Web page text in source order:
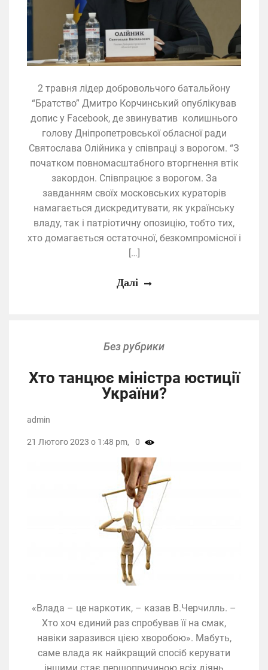
2 травня лідер добровольчого батальйону
“Братство” Дмитро Корчинський опублікував
допис у Facebook, де звинуватив колишнього
голову Дніпропетровської обласної ради
Святослава Олійника у співпраці з ворогом. “З
початком повномасштабного вторгнення втік
закордон. Співпрацює з ворогом. За
завданням своїх московських кураторів
намагається дискредитувати, як українську
владу, так і патріотичну опозицію, тобто тих,
хто домагається остаточної, безкомпромісної і
[…]
Далі
Без рубрики
Хто танцює міністра юстиції
України?
«Влада – це наркотик, – казав В.Черчилль. –
Хто хоч єдиний раз спробував її на смак,
навіки заразився цією хворобою». Мабуть,
саме влада як найкращий спосіб керувати
admin
21 Лютого 2023 о 1:48 pm, 0